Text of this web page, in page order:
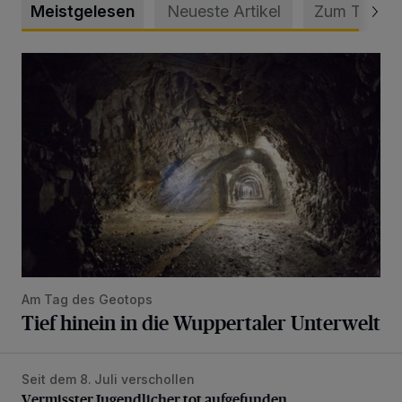
Meistgelesen Neueste Artikel Zum Thema
Am Tag des Geotops
Tief hinein in die Wuppertaler Unterwelt
Vermisster Jugendlicher tot aufgefunden
Seit dem 8. Juli verschollen